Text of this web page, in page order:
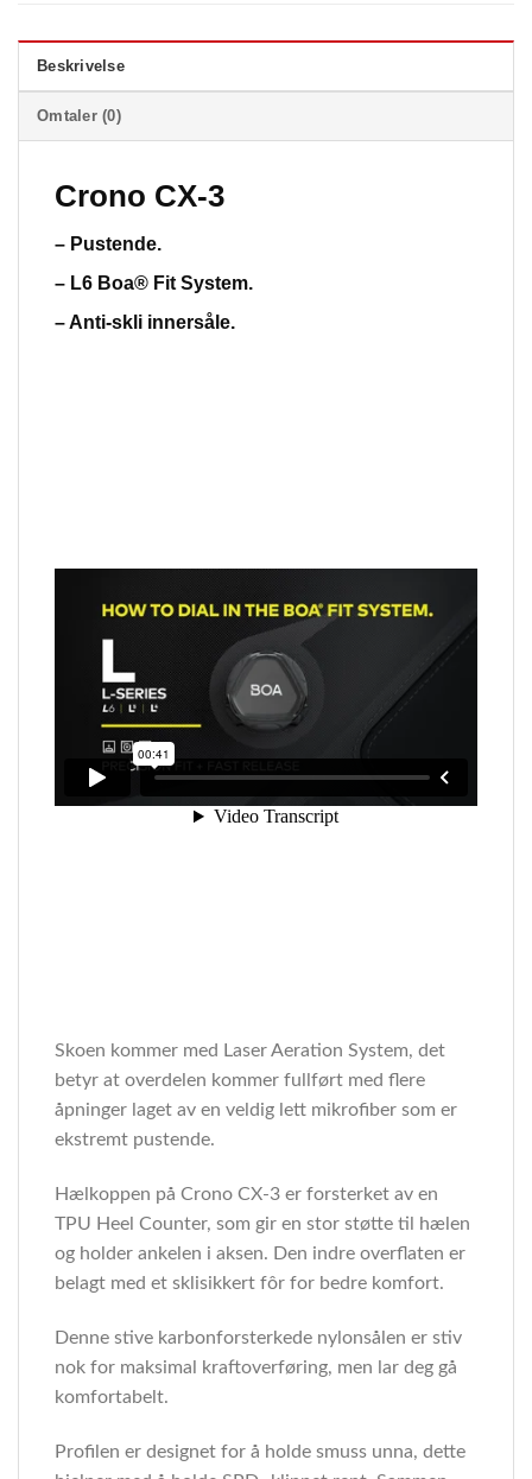
Beskrivelse
Omtaler (0)
Crono CX-3
– Pustende.
– L6 Boa® Fit System.
– Anti-skli innersåle.
Skoen kommer med Laser Aeration System, det
betyr at overdelen kommer fullført med flere
åpninger laget av en veldig lett mikrofiber som er
ekstremt pustende.
Hælkoppen på Crono CX-3 er forsterket av en
TPU Heel Counter, som gir en stor støtte til hælen
og holder ankelen i aksen. Den indre overflaten er
belagt med et sklisikkert fôr for bedre komfort.
Denne stive karbonforsterkede nylonsålen er stiv
nok for maksimal kraftoverføring, men lar deg gå
komfortabelt.
Profilen er designet for å holde smuss unna, dette